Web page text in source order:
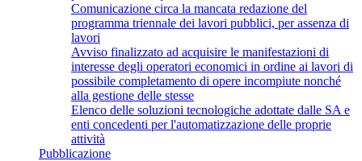
Comunicazione circa la mancata redazione del
programma triennale dei lavori pubblici, per assenza di
lavori
Avviso finalizzato ad acquisire le manifestazioni di
interesse degli operatori economici in ordine ai lavori di
possibile completamento di opere incompiute nonché
alla gestione delle stesse
Elenco delle soluzioni tecnologiche adottate dalle SA e
enti concedenti per l'automatizzazione delle proprie
attività
Pubblicazione